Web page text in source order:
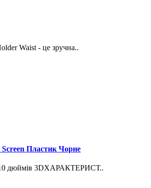
Waist - це зручна..
Пластик Чорне
10 дюймів 3DХАРАКТЕРИСТ..